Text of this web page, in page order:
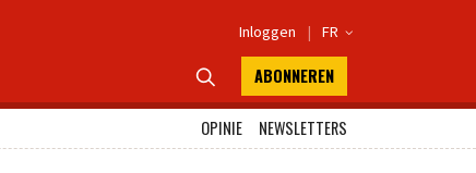
Inloggen | FR 
 ABONNEREN
OPINIE
NEWSLETTERS